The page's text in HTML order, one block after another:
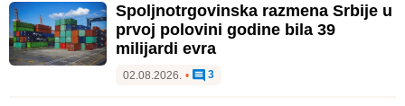
Spoljnotrgovinska razmena Srbije u
prvoj polovini godine bila 39
milijardi evra
02.08.2026. • 3